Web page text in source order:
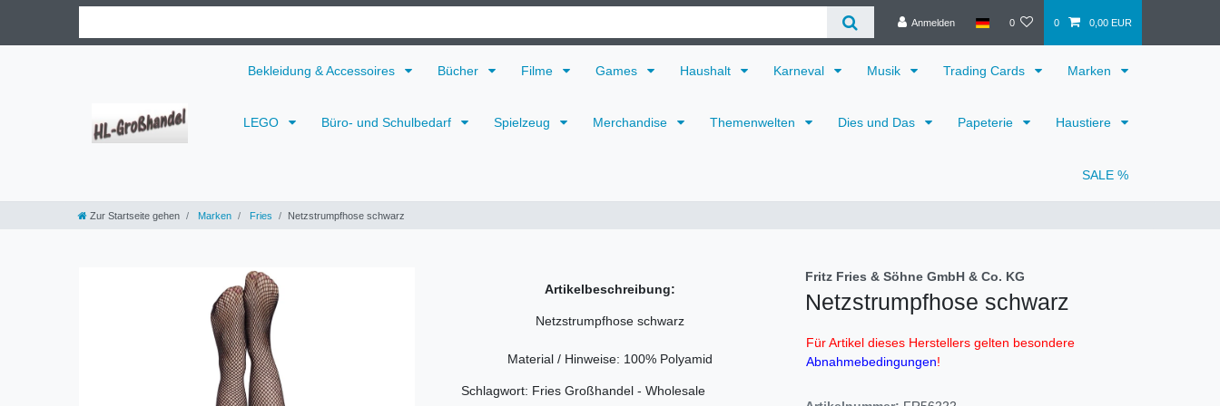
Anmelden 0 0 0,00 EUR
Bekleidung & Accessoires Bücher Filme Games Haushalt Karneval Musik Trading Cards Marken
LEGO Büro- und Schulbedarf Spielzeug Merchandise Themenwelten Dies und Das Papeterie Haustiere
SALE %
Zur Startseite gehen Marken Fries Netzstrumpfhose schwarz
Artikelbeschreibung:
Netzstrumpfhose schwarz
Material / Hinweise: 100% Polyamid
Schlagwort: Fries Großhandel - Wholesale
Fritz Fries & Söhne GmbH & Co. KG
Netzstrumpfhose schwarz
Für Artikel dieses Herstellers gelten besondere
Abnahmebedingungen!